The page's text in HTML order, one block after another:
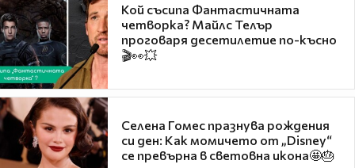
Кой съсипа Фантастичната
четворка? Майлс Телър
проговаря десетилетие по-късно
🎬👀💥
Селена Гомес празнува рождения
си ден: Как момичето от „Disney“
се превърна в световна икона🤩🎂